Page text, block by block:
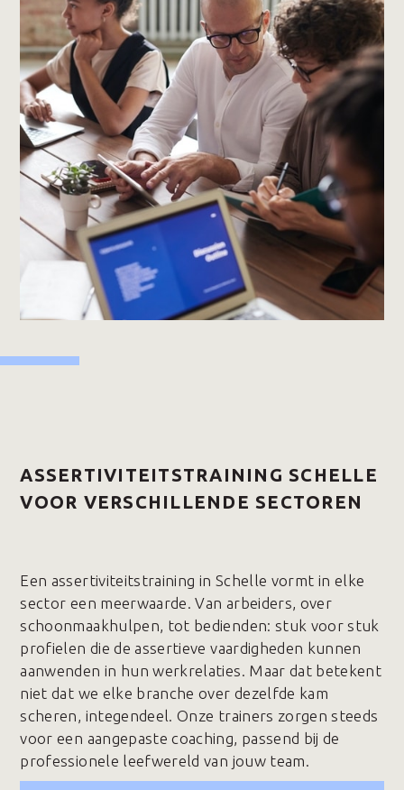
ASSERTIVITEITSTRAINING SCHELLE
VOOR VERSCHILLENDE SECTOREN
Een assertiviteitstraining in Schelle vormt in elke
sector een meerwaarde. Van arbeiders, over
schoonmaakhulpen, tot bedienden: stuk voor stuk
profielen die de assertieve vaardigheden kunnen
aanwenden in hun werkrelaties. Maar dat betekent
niet dat we elke branche over dezelfde kam
scheren, integendeel. Onze trainers zorgen steeds
voor een aangepaste coaching, passend bij de
professionele leefwereld van jouw team.